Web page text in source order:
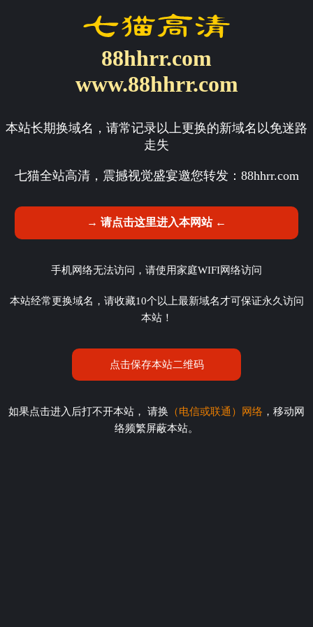
88hhrr.com
www.88hhrr.com
本站长期换域名，请常记录以上更换的新域名以免迷路
走失
七猫全站高清，震撼视觉盛宴邀您转发： 88hhrr.com
→ 请点击这里进入本网站 ←
手机网络无法访问，请使用家庭WIFI网络访问
本站经常更换域名，请收藏10个以上最新域名才可保证永久访问
本站！
点击保存本站二维码
如果点击进入后打不开本站， 请换 （电信或联通）网络 ，移动网
络频繁屏蔽本站。